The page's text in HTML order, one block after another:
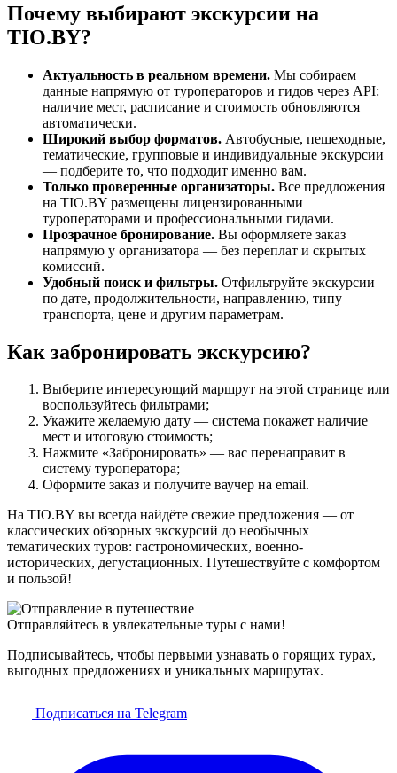
Почему выбирают экскурсии на
TIO.BY?
Актуальность в реальном времени. Мы собираем
данные напрямую от туроператоров и гидов через API:
наличие мест, расписание и стоимость обновляются
автоматически.
Широкий выбор форматов. Автобусные, пешеходные,
тематические, групповые и индивидуальные экскурсии
— подберите то, что подходит именно вам.
Только проверенные организаторы. Все предложения
на TIO.BY размещены лицензированными
туроператорами и профессиональными гидами.
Прозрачное бронирование. Вы оформляете заказ
напрямую у организатора — без переплат и скрытых
комиссий.
Удобный поиск и фильтры. Отфильтруйте экскурсии
по дате, продолжительности, направлению, типу
транспорта, цене и другим параметрам.
Как забронировать экскурсию?
Выберите интересующий маршрут на этой странице или
воспользуйтесь фильтрами;
Укажите желаемую дату — система покажет наличие
мест и итоговую стоимость;
Нажмите «Забронировать» — вас перенаправит в
систему туроператора;
Оформите заказ и получите ваучер на email.
На TIO.BY вы всегда найдёте свежие предложения — от
классических обзорных экскурсий до необычных
тематических туров: гастрономических, военно-
исторических, дегустационных. Путешествуйте с комфортом
и пользой!
Отправляйтесь в увлекательные туры с нами!
Подписывайтесь, чтобы первыми узнавать о горящих турах,
выгодных предложениях и уникальных маршрутах.
Подписаться на Telegram